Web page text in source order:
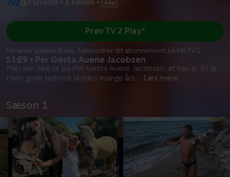
• Livsstil • 1 sæson •
S1:E9 • Per Gøsta Auene Jacobsen
Man kan ikke se på Per Gøsta Auene Jacobsen, at han er 87 år.
Hans gode helbred skyldes mange års... Læs mere
Prøv TV 2 Play*
*Kræver pakken Basis. Administrer dit abonnement på Mit TV 2.
Sæson 1